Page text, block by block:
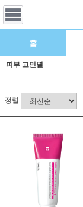
홈
피부 고민별
정렬